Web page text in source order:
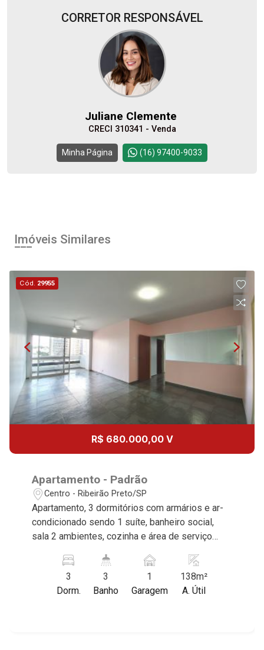
Alugar
Continuar
CORRETOR RESPONSÁVEL
Juliane Clemente
CRECI 310341 - Venda
Minha Página (16) 97400-9033
Imóveis Similares
Cód. 29955
R$ 680.000,00 V
Apartamento - Padrão
Centro - Ribeirão Preto/SP
Apartamento, 3 dormitórios com armários e ar-
condicionado sendo 1 suíte, banheiro social,
sala 2 ambientes, cozinha e área de serviço
vaga coberta, excelente localização, próximo ao
Shopping Santa Úrsula. Martinelli Imobiliária,
referência no mercado imobiliário desde 2000.
3
Dorm.
3
Banho
1
Garagem
138m²
A. Útil